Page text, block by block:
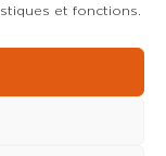
et fonctions.